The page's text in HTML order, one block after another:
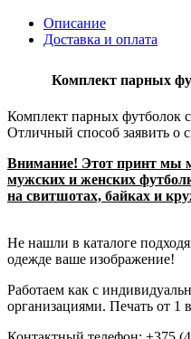
Описание
Доставка и оплата
Комплект парных
Комплект парных футболок
Отличный способ заявить о
Внимание! Этот принт мы
мужских и женских
на свитшотах, байках и
Не нашли в каталоге
одежде ваше изображение!
Работаем как с
организациями. Печать от 1